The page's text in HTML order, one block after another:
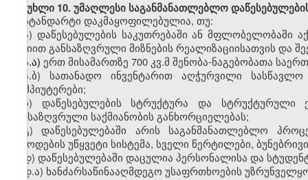
მუხლი 10. უმაღლესი საგანმანათლებლო
სტანდარტი დაკმაყოფილებულია, თუ:
ა) დაწესებულების საკუთრებაში ან მფლობელობაში
მისიითგანსაზღვრული მიზნების რეალიზაციისათვის და
ა.ა) ერთმისამართზე 700 კვ.მ შენობა-ნაგებობათა
ა.ბ)
სათანადო ინვენტარით აღჭურვილი
კომპიუტერები;
ბ) დაწესებულების სტრუქტურა და სტრუქტურული
განსაზღვრული საქმიანობის განხორციელებას;
გ) დაწესებულებაში არის საგანმანათლებლო
მიწოდების უწყვეტი სისტემა, სველი წერტილები,
დ) დაწესებულებაში დაცულია პერსონალისა და
დ.ა) ხანძარსაწინააღმდეგო უსაფრთხოების